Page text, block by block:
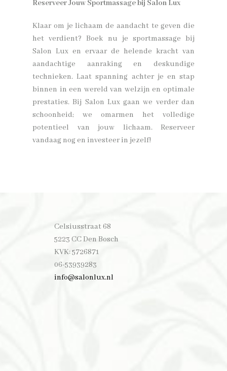
Reserveer Jouw Sportmassage bij Salon Lux
Klaar om je lichaam de aandacht te geven die
het verdient? Boek nu je sportmassage bij
Salon Lux en ervaar de helende kracht van
aandachtige aanraking en deskundige
technieken. Laat spanning achter je en stap
binnen in een wereld van welzijn en optimale
prestaties. Bij Salon Lux gaan we verder dan
schoonheid; we omarmen het volledige
potentieel van jouw lichaam. Reserveer
vandaag nog en investeer in jezelf!
​Celsiusstraat 68
5223 CC Den Bosch
KVK: 5726871
06-53939283
info@salonlux.nl